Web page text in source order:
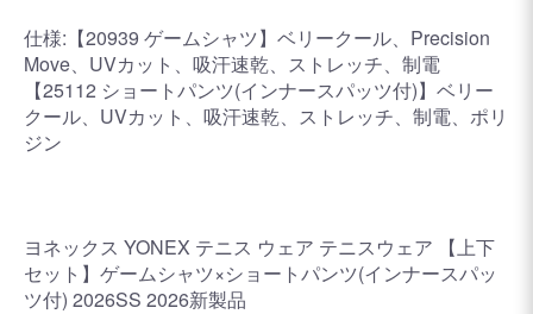
仕様:【20939 ゲームシャツ】ベリークール、Precision
Move、UVカット、吸汗速乾、ストレッチ、制電
【25112 ショートパンツ(インナースパッツ付)】ベリー
クール、UVカット、吸汗速乾、ストレッチ、制電、ポリ
ジン
ヨネックス YONEX テニス ウェア テニスウェア 【上下
セット】ゲームシャツ×ショートパンツ(インナースパッ
ツ付) 2026SS 2026新製品